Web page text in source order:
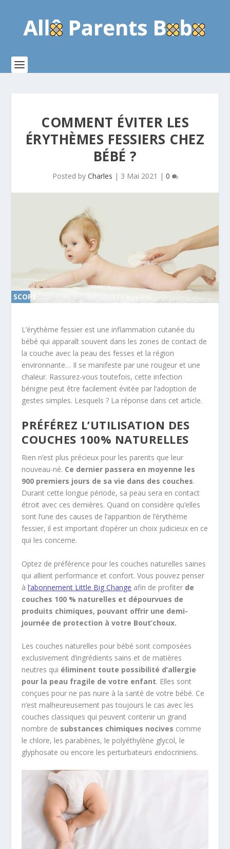
COMMENT ÉVITER LES
ÉRYTHÈMES FESSIERS CHEZ
BÉBÉ ?
Posted by Charles | 3 Mai 2021 | 0
SCORE
L’érythème fessier est une inflammation cutanée du
bébé qui apparaît souvent dans les zones de contact de
la couche avec la peau des fesses et la région
environnante… Il se manifeste par une rougeur et une
chaleur. Rassurez-vous toutefois, cette infection
bénigne peut être facilement évitée par l’adoption de
gestes simples. Lesquels ? La réponse dans cet article.
PRÉFÉREZ L’UTILISATION DES
COUCHES 100% NATURELLES
Rien n’est plus précieux pour les parents que leur
nouveau-né. Ce dernier passera en moyenne les
900 premiers jours de sa vie dans des couches.
Durant cette longue période, sa peau sera en contact
étroit avec ces dernières. Quand on considère qu’elles
sont l’une des causes de l’apparition de l’érythème
fessier, il est important d’opérer un choix judicieux en ce
qui les concerne.
Optez de préférence pour les couches naturelles saines
qui allient performance et confort. Vous pouvez penser
àl’abonnement Little Big Change afin de profiter de
couches 100 % naturelles et dépourvues de
produits chimiques, pouvant offrir une demi-
journée de protection à votre Bout’choux.
Les couches naturelles pour bébé sont composées
exclusivement d’ingrédients sains et de matières
neutres qui éliminent toute possibilité d’allergie
pour la peau fragile de votre enfant. Elles sont
conçues pour ne pas nuire à la santé de votre bébé. Ce
n’est malheureusement pas toujours le cas avec les
couches classiques qui peuvent contenir un grand
nombre de substances chimiques nocives comme
le chlore, les parabènes, le polyéthylène glycol, le
glyphosate ou encore les perturbateurs endocriniens.